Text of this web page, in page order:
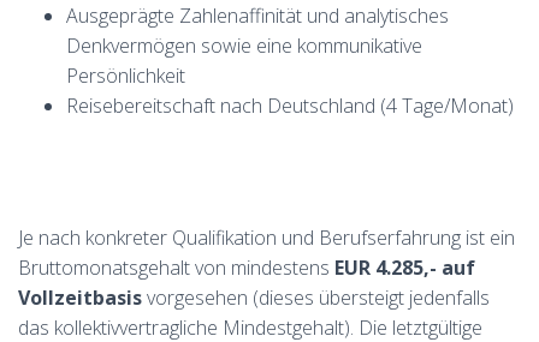
Ausgeprägte Zahlenaffinität und analytisches
Denkvermögen sowie eine kommunikative
Persönlichkeit
Reisebereitschaft nach Deutschland (4 Tage/Monat)
Je nach konkreter Qualifikation und Berufserfahrung ist ein
Bruttomonatsgehalt von mindestens EUR 4.285,- auf
Vollzeitbasisvorgesehen (dieses übersteigt jedenfalls
das kollektivvertragliche Mindestgehalt). Die letztgültige